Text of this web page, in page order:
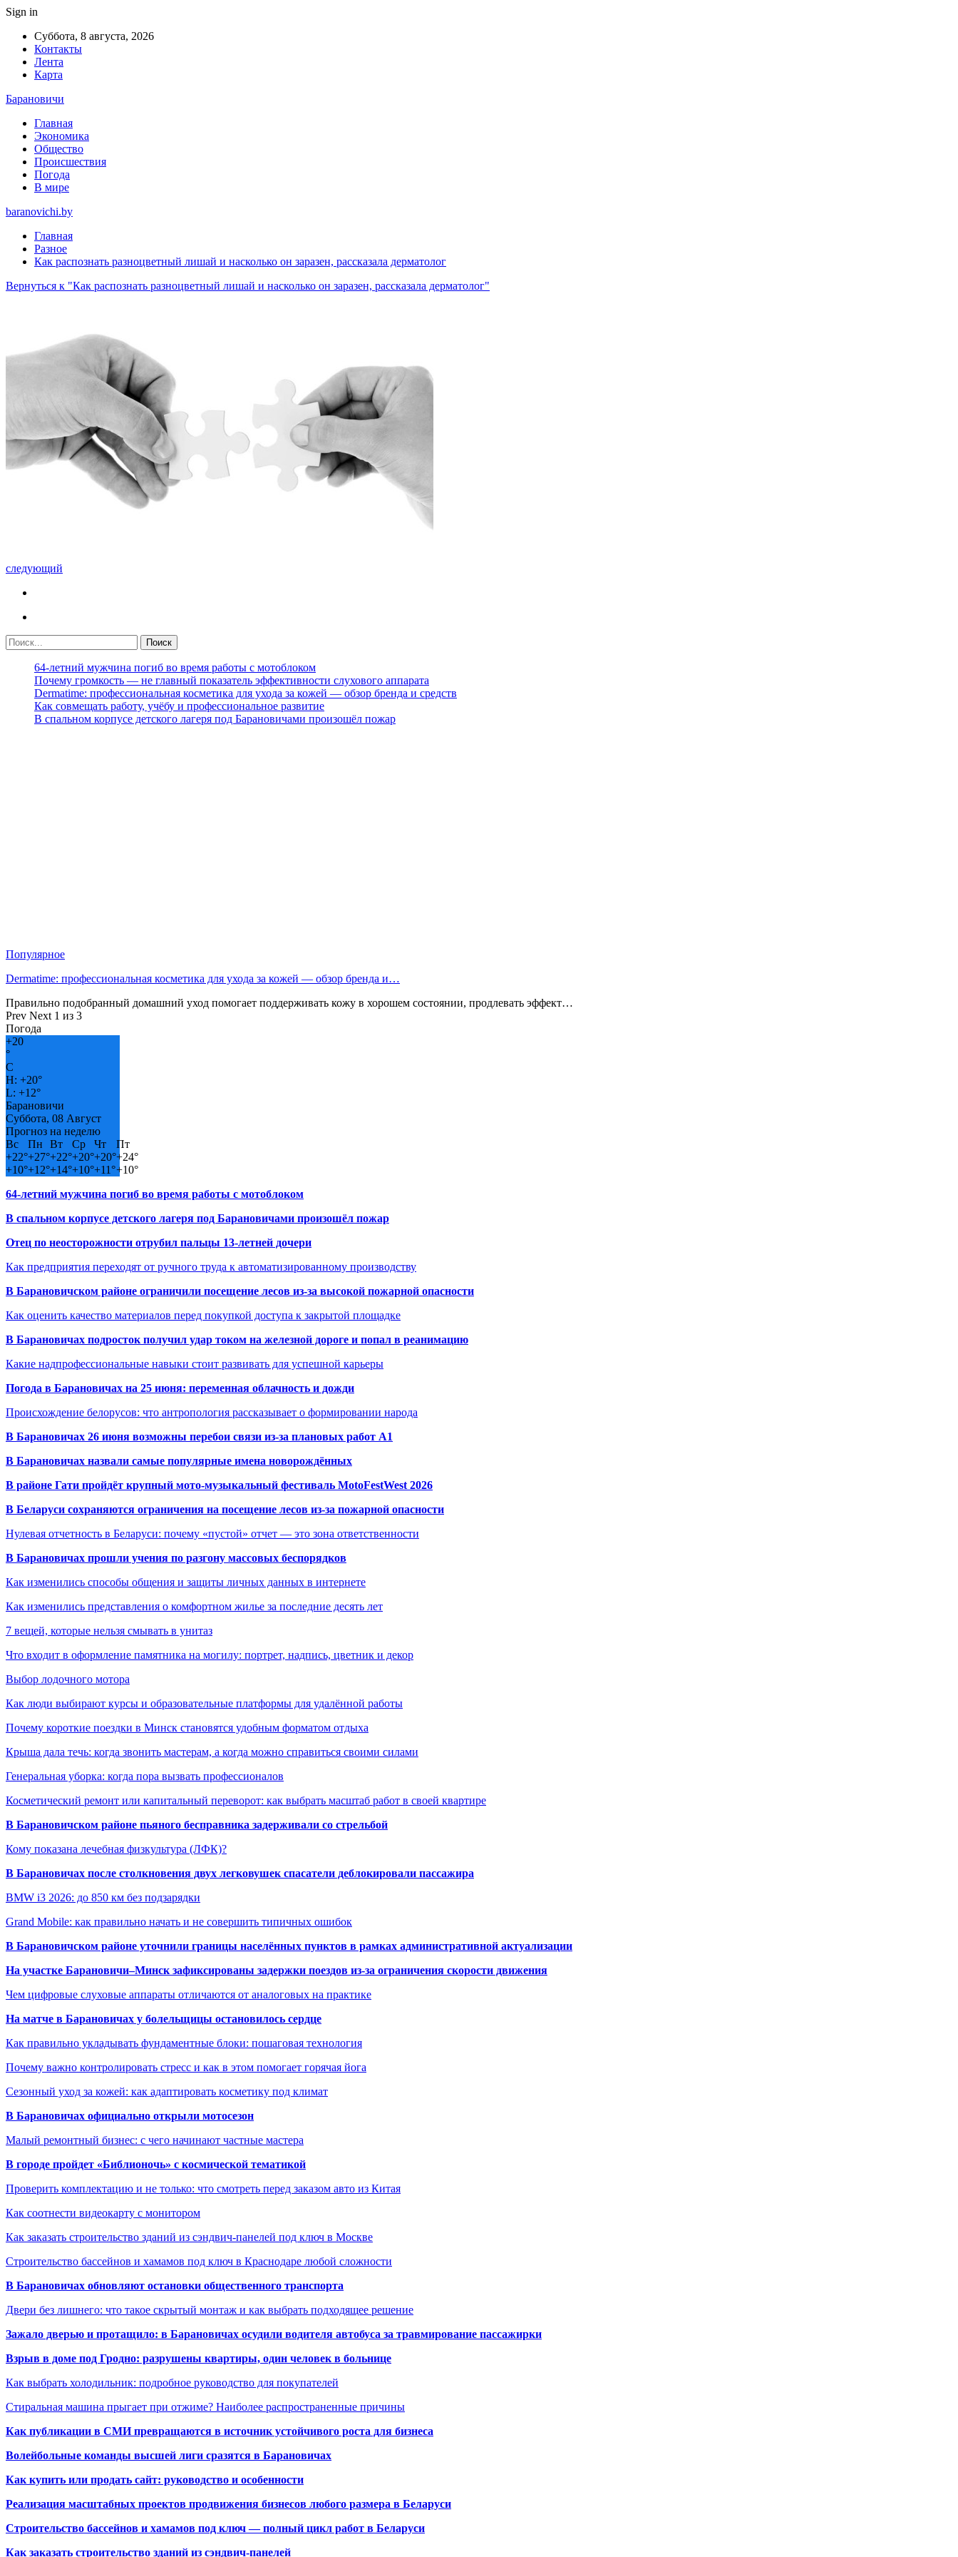
Sign in
Суббота, 8 августа, 2026
Контакты
Лента
Карта
Барановичи
Главная
Экономика
Общество
Происшествия
Погода
В мире
baranovichi.by
Главная
Разное
Как распознать разноцветный лишай и насколько он заразен, рассказала дерматолог
Вернуться к "Как распознать разноцветный лишай и насколько он заразен, рассказала дерматолог"
следующий
64-летний мужчина погиб во время работы с мотоблоком
Почему громкость — не главный показатель эффективности слухового аппарата
Dermatime: профессиональная косметика для ухода за кожей — обзор бренда и средств
Как совмещать работу, учёбу и профессиональное развитие
В спальном корпусе детского лагеря под Барановичами произошёл пожар
Популярное
Dermatime: профессиональная косметика для ухода за кожей — обзор бренда и…
Правильно подобранный домашний уход помогает поддерживать кожу в хорошем состоянии, продлевать эффект…
Prev Next 1 из 3
Погода
+20
°
C
H: +20°
L: +12°
Барановичи
Суббота, 08 Август
Прогноз на неделю
Вс
Пн Вт Ср Чт
Пт
+22°+27°+22°+20°+20°+24°
+10°+12°+14°+10°+11°+10°
64-летний мужчина погиб во время работы с мотоблоком
В спальном корпусе детского лагеря под Барановичами произошёл пожар
Отец по неосторожности отрубил пальцы 13-летней дочери
Как предприятия переходят от ручного труда к автоматизированному производству
В Барановичском районе ограничили посещение лесов из-за высокой пожарной опасности
Как оценить качество материалов перед покупкой доступа к закрытой площадке
В Барановичах подросток получил удар током на железной дороге и попал в реанимацию
Какие надпрофессиональные навыки стоит развивать для успешной карьеры
Погода в Барановичах на 25 июня: переменная облачность и дожди
Происхождение белорусов: что антропология рассказывает о формировании народа
В Барановичах 26 июня возможны перебои связи из-за плановых работ A1
В Барановичах назвали самые популярные имена новорождённых
В районе Гати пройдёт крупный мото-музыкальный фестиваль MotoFestWest 2026
В Беларуси сохраняются ограничения на посещение лесов из-за пожарной опасности
Нулевая отчетность в Беларуси: почему «пустой» отчет — это зона ответственности
В Барановичах прошли учения по разгону массовых беспорядков
Как изменились способы общения и защиты личных данных в интернете
Как изменились представления о комфортном жилье за последние десять лет
7 вещей, которые нельзя смывать в унитаз
Что входит в оформление памятника на могилу: портрет, надпись, цветник и декор
Выбор лодочного мотора
Как люди выбирают курсы и образовательные платформы для удалённой работы
Почему короткие поездки в Минск становятся удобным форматом отдыха
Крыша дала течь: когда звонить мастерам, а когда можно справиться своими силами
Генеральная уборка: когда пора вызвать профессионалов
Косметический ремонт или капитальный переворот: как выбрать масштаб работ в своей квартире
В Барановичском районе пьяного бесправника задерживали со стрельбой
Кому показана лечебная физкультура (ЛФК)?
В Барановичах после столкновения двух легковушек спасатели деблокировали пассажира
BMW i3 2026: до 850 км без подзарядки
Grand Mobile: как правильно начать и не совершить типичных ошибок
В Барановичском районе уточнили границы населённых пунктов в рамках административной актуализации
На участке Барановичи–Минск зафиксированы задержки поездов из-за ограничения скорости движения
Чем цифровые слуховые аппараты отличаются от аналоговых на практике
На матче в Барановичах у болельщицы остановилось сердце
Как правильно укладывать фундаментные блоки: пошаговая технология
Почему важно контролировать стресс и как в этом помогает горячая йога
Сезонный уход за кожей: как адаптировать косметику под климат
В Барановичах официально открыли мотосезон
Малый ремонтный бизнес: с чего начинают частные мастера
В городе пройдет «Библионочь» с космической тематикой
Проверить комплектацию и не только: что смотреть перед заказом авто из Китая
Как соотнести видеокарту с монитором
Как заказать строительство зданий из сэндвич-панелей под ключ в Москве
Строительство бассейнов и хамамов под ключ в Краснодаре любой сложности
В Барановичах обновляют остановки общественного транспорта
Двери без лишнего: что такое скрытый монтаж и как выбрать подходящее решение
Зажало дверью и протащило: в Барановичах осудили водителя автобуса за травмирование пассажирки
Взрыв в доме под Гродно: разрушены квартиры, один человек в больнице
Как выбрать холодильник: подробное руководство для покупателей
Стиральная машина прыгает при отжиме? Наиболее распространенные причины
Как публикации в СМИ превращаются в источник устойчивого роста для бизнеса
Волейбольные команды высшей лиги сразятся в Барановичах
Как купить или продать сайт: руководство и особенности
Реализация масштабных проектов продвижения бизнесов любого размера в Беларуси
Строительство бассейнов и хамамов под ключ — полный цикл работ в Беларуси
Как заказать строительство зданий из сэндвич-панелей